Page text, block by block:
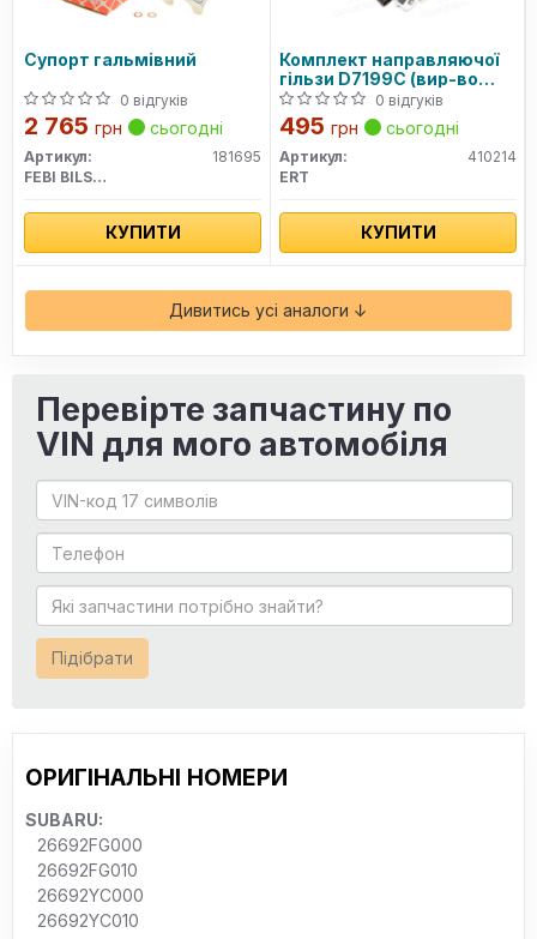
Супорт гальмівний
0 відгуків
2 765 грн сьогодні
Артикул:
181695
FEBI BILSTEIN
КУПИТИ
Комплект направляючої
гільзи D7199C (вир-во
ERT)
0 відгуків
495 грн сьогодні
Артикул:
410214
ERT
КУПИТИ
Дивитись усі аналоги ↓
Перевірте запчастину по
VIN для мого автомобіля
Підібрати
ОРИГІНАЛЬНІ НОМЕРИ
SUBARU:
26692FG000
26692FG010
26692YC000
26692YC010